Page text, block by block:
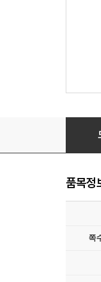
상아의
품목정
쪽